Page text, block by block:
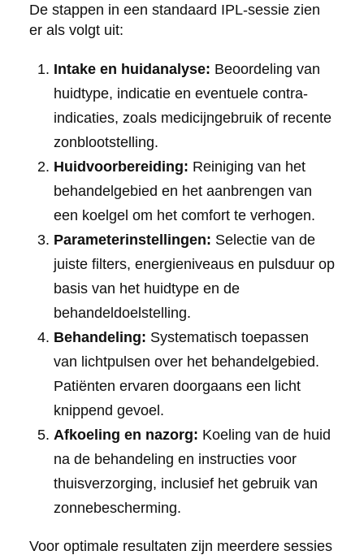
De stappen in een standaard IPL-sessie zien
er als volgt uit:
Intake en huidanalyse: Beoordeling van
huidtype, indicatie en eventuele contra-
indicaties, zoals medicijngebruik of recente
zonblootstelling.
Huidvoorbereiding: Reiniging van het
behandelgebied en het aanbrengen van
een koelgel om het comfort te verhogen.
Parameterinstellingen: Selectie van de
juiste filters, energieniveaus en pulsduur op
basis van het huidtype en de
behandeldoelstelling.
Behandeling: Systematisch toepassen
van lichtpulsen over het behandelgebied.
Patiënten ervaren doorgaans een licht
knippend gevoel.
Afkoeling en nazorg: Koeling van de huid
na de behandeling en instructies voor
thuisverzorging, inclusief het gebruik van
zonnebescherming.
Voor optimale resultaten zijn meerdere sessies